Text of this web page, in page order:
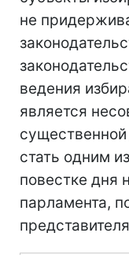
не
ведения
является
стать одним
повестке дня
парламента,